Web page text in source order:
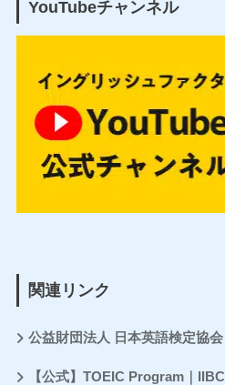
YouTubeチャンネル
関連リンク
公益財団法人 日本英語検定協会
【公式】TOEIC Program｜IIBC